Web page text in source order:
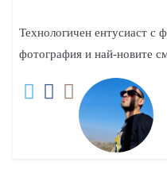
Технологичен ентусиаст с
фотография и най-новите